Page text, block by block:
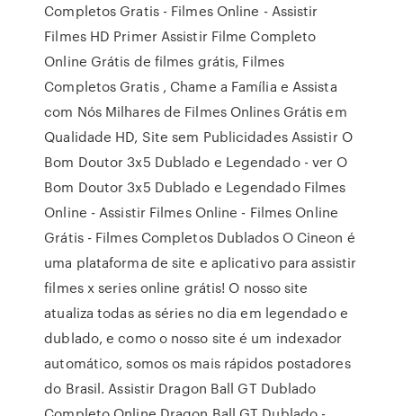
Completos Gratis - Filmes Online - Assistir
Filmes HD Primer Assistir Filme Completo
Online Grátis de filmes grátis, Filmes
Completos Gratis , Chame a Família e Assista
com Nós Milhares de Filmes Onlines Grátis em
Qualidade HD, Site sem Publicidades Assistir O
Bom Doutor 3x5 Dublado e Legendado - ver O
Bom Doutor 3x5 Dublado e Legendado Filmes
Online - Assistir Filmes Online - Filmes Online
Grátis - Filmes Completos Dublados O Cineon é
uma plataforma de site e aplicativo para assistir
filmes x series online grátis! O nosso site
atualiza todas as séries no dia em legendado e
dublado, e como o nosso site é um indexador
automático, somos os mais rápidos postadores
do Brasil. Assistir Dragon Ball GT Dublado